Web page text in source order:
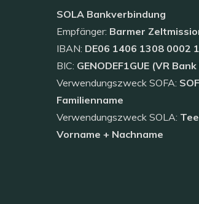
SOLA Bankverbindung
Empfänger: Barmer
IBAN: DE06 1406 1308 0002
BIC: GENODEF1GUE (VR
Verwendungszweck SOFA:
Familienname
Verwendungszweck SOLA:
Vorname + Nachname